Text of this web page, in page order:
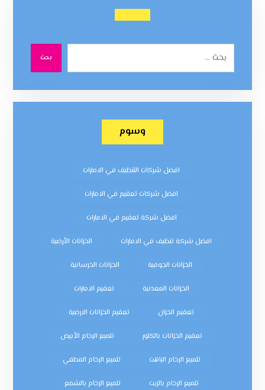
بحث
وسوم
افضل شركات التنظيف في الامارات
افضل شركات تعقيم في الامارات
افضل شركة تعقيم في الامارات
افضل شركة تنظيف في الامارات الخزانات الأرضية
الخزانات الجوفية الخزانات الخرسانية
الخزانات المعدنية تعقيم الامارات
تعقيم الخزان تعقيم الخزانات الارضية
تعقيم الخزانات بالكلور تلميع الرخام الأبيض
تلميع الرخام الباهت تلميع الرخام المطفي
تلميع الرخام بالزيت تلميع الرخام بالشمع